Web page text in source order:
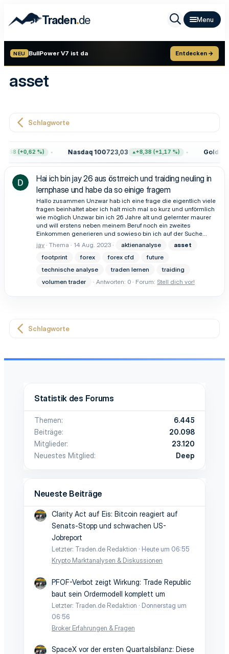
Traden.de
NEU BullPower V7 ist da Entdecken →
asset
Schlagworte
(+0,62 %) Nasdaq 100723,03 +8,38 (+1,17 %) Gold
Hai ich bin jay 26 aus östrreich und traiding neuling in
lernphase und habe da so einige fragem
Hallo zusammen Unzwar hab ich eine frage die eigentlich viele
fragen beinhaltet aber ich halt mich mal so kurz und unförmlich
wie möglich Unzwar bin ich 26 Jahre alt und gelernter maurer
und will erstens neben meinem Beruf noch ein zweites
Einkommen generieren und sowieso bin ich auf der Suche...
jay Thema 14 Aug. 2023 aktienanalyse
asset
footprint
forex forex cfd
future
technische analyse
traden lernen
traiding
volumen trader
Antworten: 0 Forum: Stell dich vor!
Schlagworte
Statistik des Forums
Themen
6.445
Beiträge
20.098
Mitglieder
23.120
Neuestes Mitglied
Deep
Neueste Beiträge
Clarity Act auf Eis: Bitcoin reagiert auf
Senats-Stopp und schwachen US-
Jobreport
Letzter: Traden.de Redaktion
Heute um 06:55
Krypto Marktanalysen & Diskussionen
PFOF-Verbot zeigt Wirkung: Trade Republic
baut sein Ordermodell komplett um
Letzter: Traden.de Redaktion
Donnerstag um
06:56
Broker Erfahrungen & Fragen
SpaceX vor der ersten Quartalsbilanz: Diese